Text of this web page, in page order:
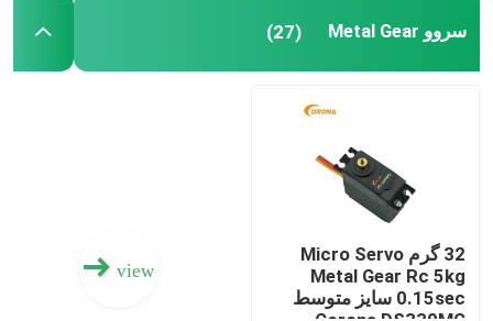
سروو موتور دیجیتال
گیرنده سریع فوتابا 2.4 گیگاهرتز
سروو Metal Gear (27)
32 گرم Micro Servo
Metal Gear Rc 5kg
0.15sec سایز متوسط ​​
view